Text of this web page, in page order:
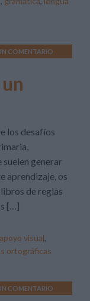
COMENTARIO
los desafíos
suelen generar
aprendizaje, os
de reglas
[…]
apoyo visual,
ortográficas
COMENTARIO